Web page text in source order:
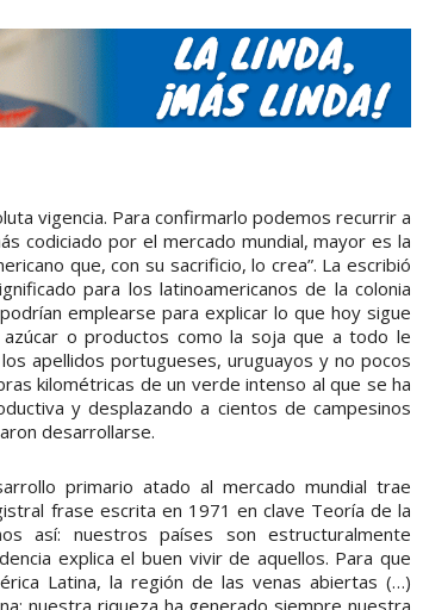
vigencia. Para confirmarlo podemos recurrir a
codiciado por el mercado mundial, mayor es la
que, con su sacrificio, lo crea”. La escribió
para los latinoamericanos de la colonia
emplearse para explicar lo que hoy sigue
o productos como la soja que a todo le
apellidos portugueses, uruguayos y no pocos
kilométricas de un verde intenso al que se ha
y desplazando a cientos de campesinos
desarrollarse.
primario atado al mercado mundial trae
frase escrita en 1971 en clave Teoría de la
así: nuestros países son estructuralmente
explica el buen vivir de aquellos. Para que
Latina, la región de las venas abiertas (…)
nuestra riqueza ha generado siempre nuestra